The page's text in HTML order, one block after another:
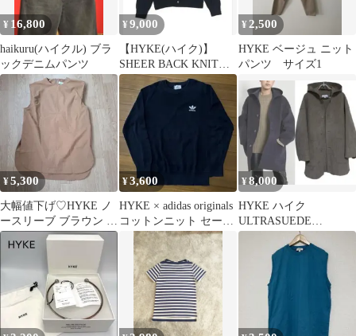
¥ 16,800
haikuru(ハイクル) ブラ
ックデニムパンツ
¥ 9,000
【HYKE(ハイク)】
SHEER BACK KNIT
CARDIGANブラック
¥ 2,500
HYKE ベージュ ニット
パンツ サイズ1
¥5,300
大幅値下げ♡HYKE ノ
ースリーブ ブラウン サ
イズ2 ハイク
¥3,600
HYKE × adidas originals
コットンニット セータ
¥8,000
HYKE ハイク
ULTRASUEDE
HOODIE JACKET size1